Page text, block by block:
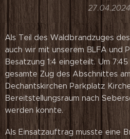
27.04.2024
Als Teil des Waldbrandzuges
auch wir mit unserem BLFA und
Besatzung 1:4 eingeteilt. Um
gesamte Zug des Abschnittes
Dechantskirchen Parkplatz
Bereitstellungsraum nach
werden konnte.
Als Einsatzauftrag musste eine